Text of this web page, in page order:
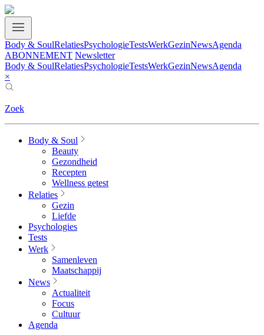
Body & SoulRelatiesPsychologieTestsWerkGezinNewsAgenda
ABONNEMENT Newsletter
Body & SoulRelatiesPsychologieTestsWerkGezinNewsAgenda
×
Zoek
Body & Soul
Beauty
Gezondheid
Recepten
Wellness getest
Relaties
Gezin
Liefde
Psychologies
Tests
Werk
Samenleven
Maatschappij
News
Actualiteit
Focus
Cultuur
Agenda